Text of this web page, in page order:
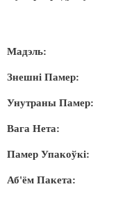
Мадэль:
Знешні Памер:
Унутраны Памер:
Вага Нета:
Памер Упакоўкі:
Аб'ём Пакета: